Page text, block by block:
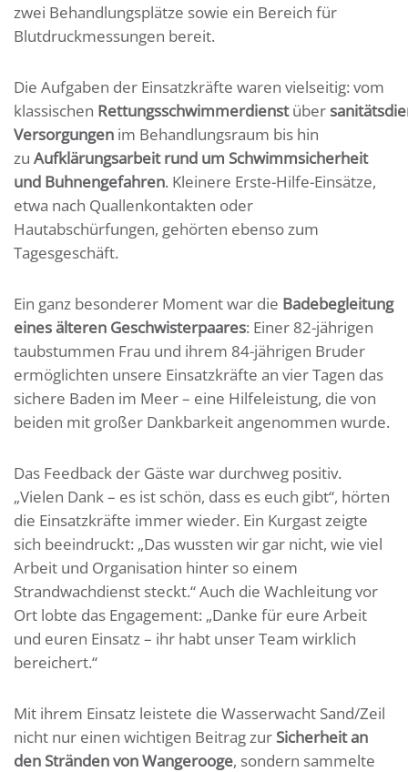
zwei Behandlungsplätze sowie ein Bereich für
Blutdruckmessungen bereit.
Die Aufgaben der Einsatzkräfte waren vielseitig: vom
klassischen Rettungsschwimmerdienstüber
Versorgungen im Behandlungsraum bis hin
zu Aufklärungsarbeit rund um Schwimmsicherheit
und Buhnengefahren. Kleinere Erste-Hilfe-Einsätze,
etwa nach Quallenkontakten oder
Hautabschürfungen, gehörten ebenso zum
Tagesgeschäft.
Ein ganz besonderer Moment war die Badebegleitung
eines älteren Geschwisterpaares: Einer 82-jährigen
taubstummen Frau und ihrem 84-jährigen Bruder
ermöglichten unsere Einsatzkräfte an vier Tagen das
sichere Baden im Meer – eine Hilfeleistung, die von
beiden mit großer Dankbarkeit angenommen wurde.
Das Feedback der Gäste war durchweg positiv.
„Vielen Dank – es ist schön, dass es euch gibt“, hörten
die Einsatzkräfte immer wieder. Ein Kurgast zeigte
sich beeindruckt: „Das wussten wir gar nicht, wie viel
Arbeit und Organisation hinter so einem
Strandwachdienst steckt.“ Auch die Wachleitung vor
Ort lobte das Engagement: „Danke für eure Arbeit
und euren Einsatz – ihr habt unser Team wirklich
bereichert.“
Mit ihrem Einsatz leistete die Wasserwacht Sand/Zeil
nicht nur einen wichtigen Beitrag zur Sicherheit an
den Stränden von Wangerooge, sondern sammelte